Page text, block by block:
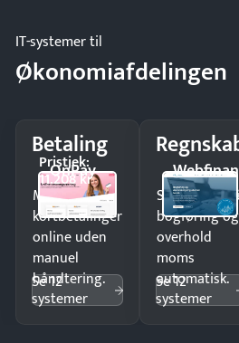
IT-systemer til
Økonomiafdelingen
Betaling
OnPay
Pristjek:
11.208 kr
Modtag
kortbetalinger
online uden
manuel
håndtering.
Se 12
systemer
Spar timer på
bogføring og
overhold
moms
automatisk.
Se 12
systemer